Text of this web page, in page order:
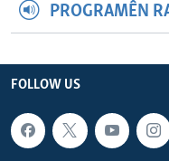
PROGRAMÊN
FOLLOW US